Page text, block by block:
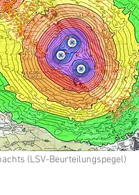
(LSV-Beurteilungspegel)